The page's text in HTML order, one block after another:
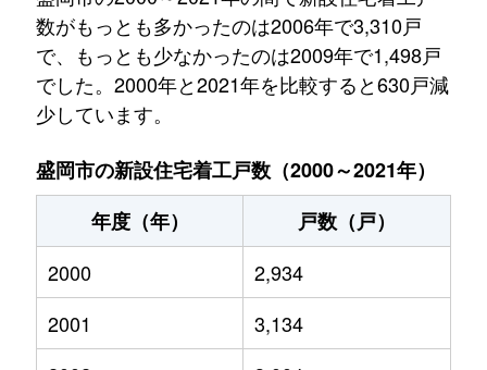
数がもっとも多かったのは2006年で3,310戸
で、もっとも少なかったのは2009年で1,498戸
でした。2000年と2021年を比較すると630戸減
少しています。
盛岡市の新設住宅着工戸数（2000～2021年）
年度（年）
戸数（戸）
2000
2,934
2001
3,134